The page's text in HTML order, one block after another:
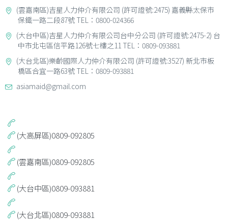
(雲嘉南區)吉星人力仲介有限公司 (許可證號:2475) 嘉義縣太保市
保鐵一路二段87號 TEL：0800-024366
(大台中區)吉星人力仲介有限公司台中分公司 (許可證號:2475-2) 台
中市北屯區信平路126號七樓之11 TEL：0809-093881
(大台北區)樂齡國際人力仲介有限公司 (許可證號:3527) 新北市板
橋區合宜一路63號 TEL：0809-093881
asiamaid@gmail.com
(大高屏區)0809-092805
(雲嘉南區)0809-092805
(大台中區)0809-093881
(大台北區)0809-093881